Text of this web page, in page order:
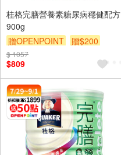
桂格完膳營養素糖尿病穩健配方
900g
贈OPENPOINT
贈$200
$ 1057
$809